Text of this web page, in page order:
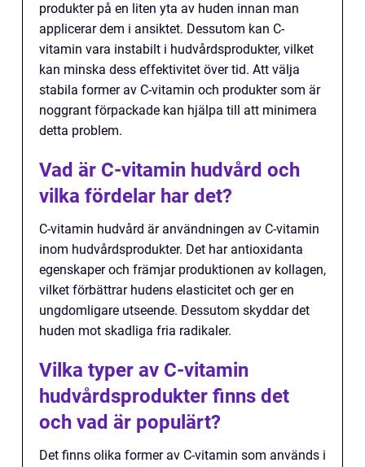
produkter på en liten yta av huden innan man
applicerar dem i ansiktet. Dessutom kan C-
vitamin vara instabilt i hudvårdsprodukter, vilket
kan minska dess effektivitet över tid. Att välja
stabila former av C-vitamin och produkter som är
noggrant förpackade kan hjälpa till att minimera
detta problem.
Vad är C-vitamin hudvård och
vilka fördelar har det?
C-vitamin hudvård är användningen av C-vitamin
inom hudvårdsprodukter. Det har antioxidanta
egenskaper och främjar produktionen av kollagen,
vilket förbättrar hudens elasticitet och ger en
ungdomligare utseende. Dessutom skyddar det
huden mot skadliga fria radikaler.
Vilka typer av C-vitamin
hudvårdsprodukter finns det
och vad är populärt?
Det finns olika former av C-vitamin som används i